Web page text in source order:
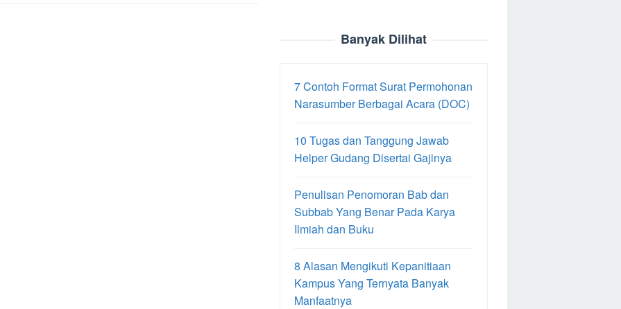
Banyak Dilihat
7 Contoh Format Surat Permohonan
Narasumber Berbagai Acara (DOC)
10 Tugas dan Tanggung Jawab
Helper Gudang Disertai Gajinya
Penulisan Penomoran Bab dan
Subbab Yang Benar Pada Karya
Ilmiah dan Buku
8 Alasan Mengikuti Kepanitiaan
Kampus Yang Ternyata Banyak
Manfaatnya